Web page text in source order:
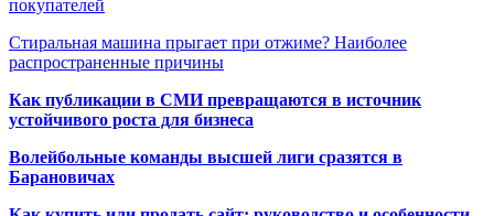
покупателей
Стиральная машина прыгает при отжиме? Наиболее
распространенные причины
Как публикации в СМИ превращаются в источник
устойчивого роста для бизнеса
Волейбольные команды высшей лиги сразятся в
Барановичах